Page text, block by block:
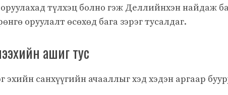
түлхэц болно гэж Деллийнхэн найдаж
оруулалт өсөхөд бага зэрэг тусалдаг.
ашиг тус
эхийн санхүүгийн ачааллыг хэд хэдэн аргаар